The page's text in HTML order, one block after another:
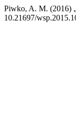
Piwko, A. M.
10.21697/